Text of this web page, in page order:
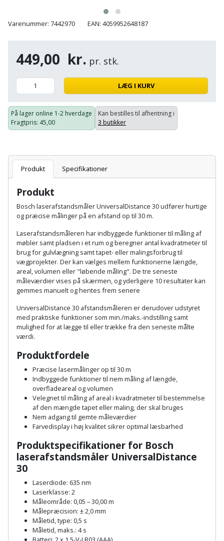
Gelænder
Grundmursplader
Hardieplank
Hemsestige
Isolering
Komposit
terrassebrædder
Lecablokke
og
fundablokke
Lofter
Lofttrapper
Murbinder
Murpap
murfolie
Mursten
Plastlister
Radonsikring
Rumdeler
Sand
og
Gevindskærer
Gipsværktøj
Glasløfter
Hæftepistol
og
hammer
Høvl
Kiler
Kloakrenser
Kniv
og
Koben
Kridtsnor
Lærlingesæt
Landmålerstok
Løfteudstyr
Målebånd
Markeringsværktøj
Mejsel
Betonsliber
Bor
Bordrundsav
og
skruemaskine
Borehammer
Boremaskinetilbehør
Detektor
Diamantskæremaskine
Diamantslibertilbehør
Dykkerpistol
Dyksav
Excentersliber
Excenterslibertilbehør
Fedtsprøjte
Flamingoskærer
Flisevibrator
Føringsskinne
Forlængerledning
Fugepistol
og
kædesav
Motorsav
og
kædesav
tilbehør
Pælebor
Plæneklipper
Plæneklipper
tilbehør
Robotplæneklipper
Robotplæneklipper
tilbehør
Vertikalskærer
mosfjerner
Vinduesvasker
Brandslukker
Brugskunst
Camping
Damprengøring
Dørmåtte
Dørrist
Drivhus
Drivhustilbehør
Elartikler
Flagstænger
og
have
Fuglefoderhus
Garderobe
opbevaring
Gavekort
Gummibåd
og
kajak
Havemøbler
Havepleje
afrensning
Tape
og
Stålvask
Ventilation
og
indeklima
Gaveideer
Varenummer: 7442970 EAN: 4059952648187
449,00 kr. pr. stk.
LÆG I KURV
På lager online 1-2 hverdage
Fragtpris: 45,00
Kan bestilles til afhentning i
3 butikker
Produkt Specifikationer
Produkt
Bosch laserafstandsmålerUniversalDistance 30 udfører hurtige
og præcise målinger på en afstand op til 30 m.
Laserafstandsmåleren har indbyggede funktioner til måling af
møbler samt pladsen i et rum og beregner antal kvadratmeter til
brug for gulvlægning samt tapet- eller malingsforbrug til
vægprojekter. Der kan vælges mellem funktionerne længde,
areal, volumen eller "løbende måling". De tre seneste
måleværdier vises på skærmen, og yderligere 10 resultater kan
gemmes manuelt og hentes frem senere
UniversalDistance 30 afstandsmåleren er derudover udstyret
med praktiske funktioner som min./maks.-indstilling samt
mulighed for at lægge til eller trække fra den seneste målte
værdi.
Produktfordele
Præcise lasermålinger op til 30 m
Indbyggede funktioner til nem måling af længde,
overfladeareal og volumen
Velegnet til måling af areal i kvadratmeter til bestemmelse
af den mængde tapet eller maling, der skal bruges
Nem adgang til gemte måleværdier
Farvedisplay i høj kvalitet sikrer optimal læsbarhed
Produktspecifikationer for Bosch
laserafstandsmåler UniversalDistance
30
Laserdiode: 635 nm
Laserklasse: 2
Måleområde: 0,05 – 30,00 m
Målepræcision: ± 2,0 mm
Måletid, type: 0,5 s
Måletid, maks.: 4 s